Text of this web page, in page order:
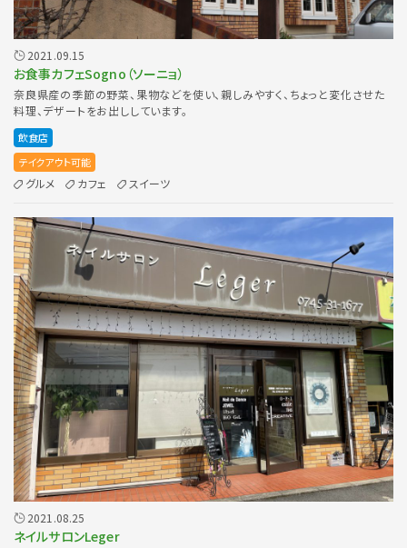
2021.09.15
お食事カフェSogno（ソーニョ）
奈良県産の季節の野菜、果物などを使い、親しみやすく、ちょっと変化させた
料理、デザートをお出ししています。
飲食店
テイクアウト可能
グルメ カフェ スイーツ
2021.08.25
ネイルサロンLeger